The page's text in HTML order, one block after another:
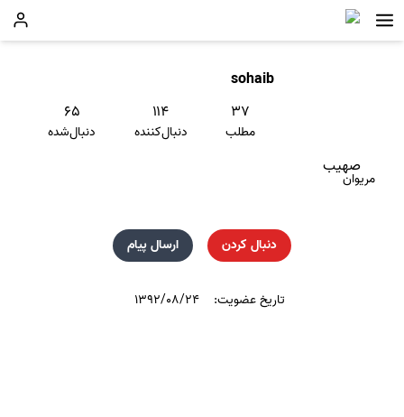
sohaib
۳۷
مطلب
۱۱۴
دنبال‌کننده
۶۵
دنبال‌شده
صهیب
مریوان
دنبال کردن ارسال پیام
تاریخ عضویت: ۱۳۹۲/۰۸/۲۴